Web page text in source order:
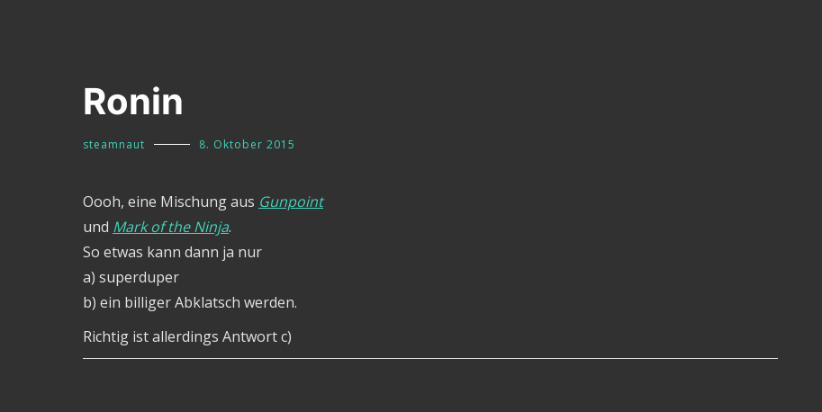
Ronin
steamnaut 8. Oktober 2015
Oooh, eine Mischung aus Gunpoint
und Mark of the Ninja.
So etwas kann dann ja nur
a) superduper
b) ein billiger Abklatsch werden.
Richtig ist allerdings Antwort c)